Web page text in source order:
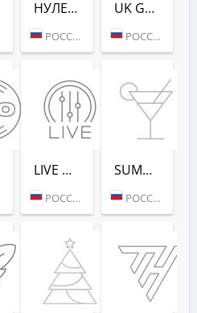
НУЛЕВЫХ (РАДИО РЕКОРД)
РОССИЯ (САНКТ-ПЕТЕРБУРГ)
UK GARAGE (РАДИО РЕКОРД)
РОССИЯ (МОСКВА)
LIVE DJ-SETS (РАДИО РЕКОРД)
РОССИЯ (МОСКВА)
SUMMER DANCE (РАДИО РЕКОРД)
РОССИЯ (МОСКВА)